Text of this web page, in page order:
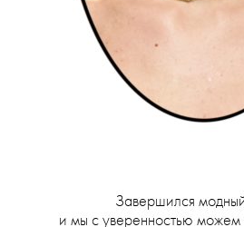
Завершился
и мы с уверенностью можем